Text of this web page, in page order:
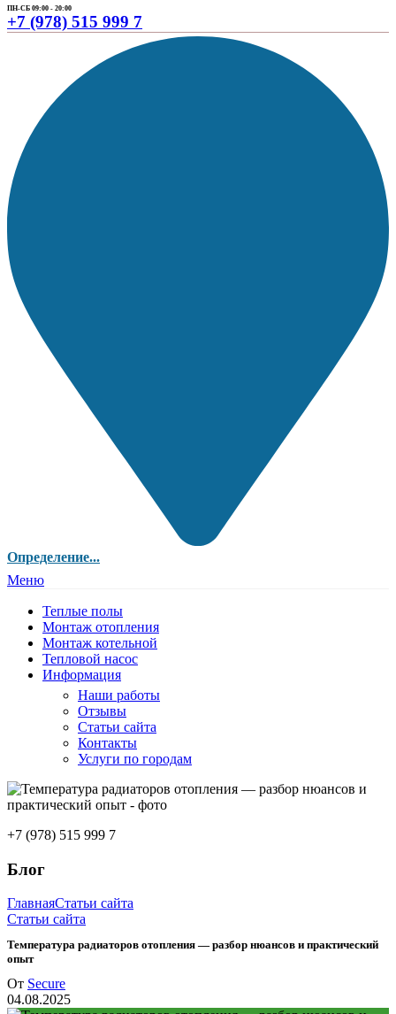
ПН-СБ 09:00 - 20:00
+7 (978) 515 999 7
Определение...
Меню
Теплые полы
Монтаж отопления
Монтаж котельной
Тепловой насос
Информация
Наши работы
Отзывы
Статьи сайта
Контакты
Услуги по городам
+7 (978) 515 999 7
Блог
ГлавнаяСтатьи сайта
Статьи сайта
Температура радиаторов отопления — разбор нюансов и практический
опыт
От Secure
04.08.2025